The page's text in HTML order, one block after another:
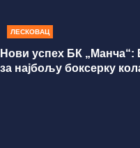
ЛЕСКОВАЦ
Нови успех БК „Манча“:
за најбољу боксерку